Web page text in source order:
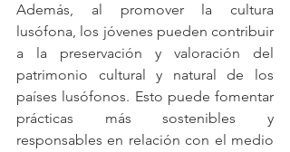
Además, al promover la cultura
lusófona, los jóvenes pueden contribuir
a la preservación y valoración del
patrimonio cultural y natural de los
países lusófonos. Esto puede fomentar
prácticas más sostenibles y
responsables en relación con el medio